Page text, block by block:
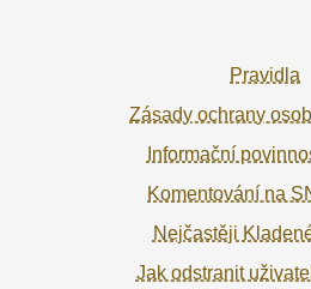
Pravidla
Zásady ochrany
Informační
Komentování na
Nejčastěji
Jak odstranit